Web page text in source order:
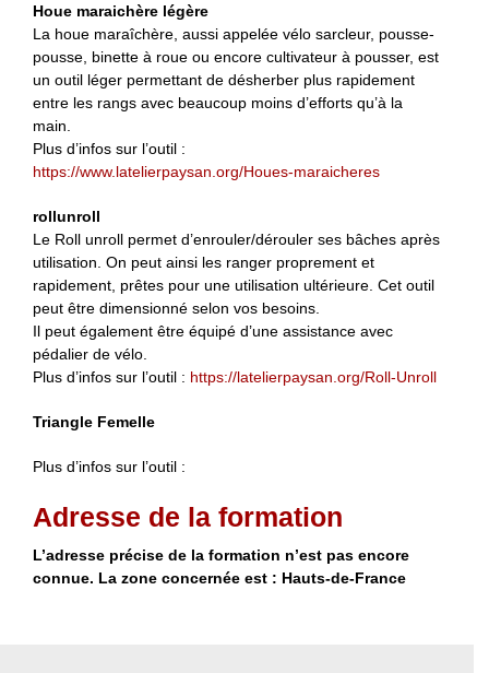
Houe maraichère légère
La houe maraîchère, aussi appelée vélo sarcleur, pousse-
pousse, binette à roue ou encore cultivateur à pousser, est
un outil léger permettant de désherber plus rapidement
entre les rangs avec beaucoup moins d’efforts qu’à la
main.
Plus d’infos sur l’outil :
https://www.latelierpaysan.org/Houes-maraicheres
rollunroll
Le Roll unroll permet d’enrouler/dérouler ses bâches après
utilisation. On peut ainsi les ranger proprement et
rapidement, prêtes pour une utilisation ultérieure. Cet outil
peut être dimensionné selon vos besoins.
Il peut également être équipé d’une assistance avec
pédalier de vélo.
Plus d’infos sur l’outil : https://latelierpaysan.org/Roll-Unroll
Triangle Femelle
Plus d’infos sur l’outil :
Adresse de la formation
L’adresse précise de la formation n’est pas encore
connue. La zone concernée est : Hauts-de-France